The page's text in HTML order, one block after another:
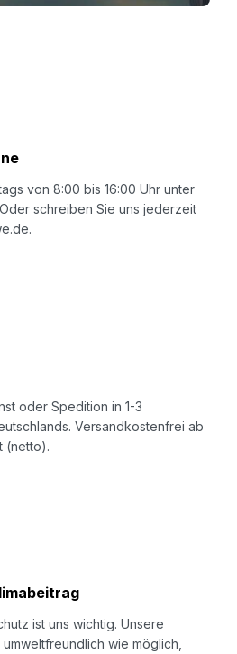
von 8:00 bis 16:00 Uhr unter
schreiben Sie uns jederzeit
oder Spedition in 1-3
Versandkostenfrei ab
(netto).
ist uns wichtig. Unsere
wie möglich,